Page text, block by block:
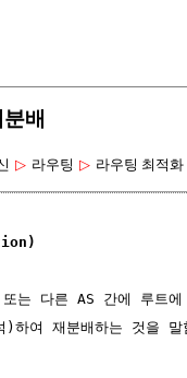
배
▷ 라우팅 ▷ 라우팅 최적화
또는 다른 AS 간에 루트
)하여 재분배하는 것을 말